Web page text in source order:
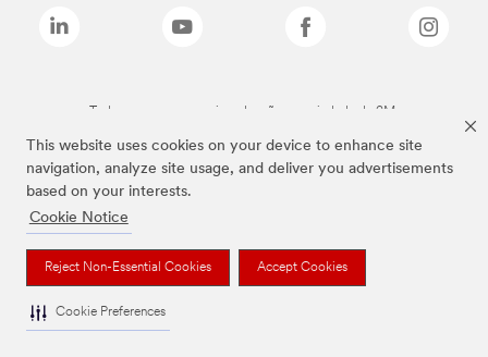
This website uses cookies on your device to enhance site
navigation, analyze site usage, and deliver you advertisements
based on your interests.
Cookie Notice
Reject Non-Essential Cookies Accept Cookies
Cookie Preferences
Todas as marcas mencionadas são propriedade da 3M.